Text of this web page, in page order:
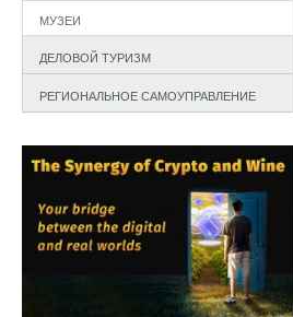
МУЗЕИ
ДЕЛОВОЙ ТУРИЗМ
РЕГИОНАЛЬНОЕ САМОУПРАВЛЕНИЕ